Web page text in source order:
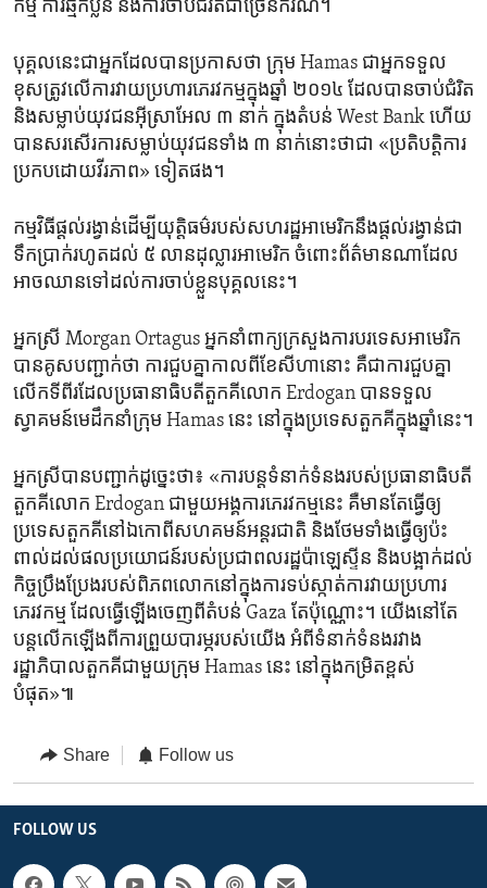
កម្ម ការ​ឆ្មក់​ប្លន់ និង​ការ​ចាប់​ជំរិត​ជា​ច្រើន​ករណី។
បុគ្គល​នេះ​ជា​អ្នក​ដែល​បាន​ប្រកាស​ថា​ ក្រុម Hamas ជា​អ្នក​ទទួល​
ខុស​ត្រូវ​លើ​ការ​វាយ​ប្រហារ​ភេរវកម្ម​ក្នុង​ឆ្នាំ ២០១៤ ដែល​បាន​ចាប់​ជំរិត​
និង​សម្លាប់​យុវជន​អ៊ីស្រាអែល ៣ នាក់ ​ក្នុង​តំបន់ West Bank ហើយ​
បាន​សរសើរ​ការ​សម្លាប់​យុវជន​ទាំង ៣ នាក់​នោះ​ថា​ជា «ប្រតិបត្តិការ​
ប្រកប​ដោយ​វីរភាព» ទៀត​ផង។
កម្មវិធី​ផ្តល់​រង្វាន់​ដើម្បី​យុត្តិធម៌​របស់​សហរដ្ឋ​អាមេរិក​នឹង​ផ្តល់​រង្វាន់​ជា​
ទឹក​ប្រាក់​រហូត​ដល់ ៥ លាន​ដុល្លារ​អាមេរិក ចំពោះ​ព័ត៌មាន​ណា​ដែល​
អាច​ឈាន​ទៅ​ដល់​ការ​ចាប់​ខ្លួន​បុគ្គល​នេះ។
អ្នកស្រី Morgan Ortagus អ្នក​នាំពាក្យ​ក្រសួង​ការ​បរទេស​អាមេរិក
បាន​គូស​បញ្ជាក់​ថា ការ​ជួប​គ្នា​កាល​ពី​ខែ​សីហា​នោះ គឺជា​ការ​ជួប​គ្នា​
លើក​ទី​ពីរ​ដែល​ប្រធានាធិបតី​តួកគី​លោក Erdogan បាន​ទទួល​
ស្វាគមន៍​មេដឹកនាំ​ក្រុម Hamas នេះ នៅ​ក្នុង​ប្រទេស​តួកគី​ក្នុង​ឆ្នាំ​នេះ។
អ្នកស្រី​បាន​បញ្ជាក់​ដូច្នេះ​ថា៖ «ការ​បន្ត​ទំនាក់ទំនង​របស់​ប្រធានាធិបតី​
តួកគី​លោក Erdogan ជាមួយ​អង្គការ​ភេរវកម្ម​នេះ គឺមានតែ​ធ្វើ​ឲ្យ​
ប្រទេស​តួកគី​នៅ​ឯកោ​ពី​សហគមន៍​អន្តរជាតិ និង​ថែម​ទាំង​ធ្វើ​ឲ្យ​ប៉ះ
ពាល់​ដល់​ផល​ប្រយោជន៍​របស់​ប្រជាពលរដ្ឋ​ប៉ាឡេស្ទីន និង​បង្អាក់​ដល់​
កិច្ច​ប្រឹងប្រែង​របស់​ពិភពលោក​នៅ​ក្នុង​ការ​ទប់ស្កាត់​ការ​វាយ​ប្រហារ​
ភេរវកម្ម​ ដែល​ធ្វើ​ឡើង​ចេញ​ពី​តំបន់ Gaza តែ​ប៉ុណ្ណោះ។ យើង​នៅតែ​
បន្ត​លើកឡើង​ពី​ការ​ព្រួយ​បារម្ភ​របស់​យើង ​អំពី​ទំនាក់​ទំនង​រវាង​
រដ្ឋាភិបាល​តួកគី​ជាមួយ​ក្រុម Hamas នេះ នៅ​ក្នុង​កម្រិត​ខ្ពស់​
បំផុត»៕
Share Follow us
FOLLOW US